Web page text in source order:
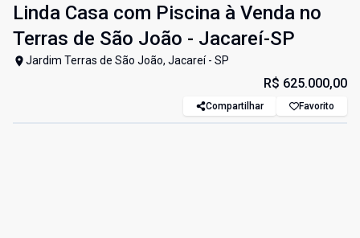
Linda Casa com Piscina à Venda no
Terras de São João - Jacareí-SP
Jardim Terras de São João, Jacareí - SP
R$ 625.000,00
Compartilhar Favorito